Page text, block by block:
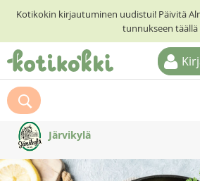
Kotikokin kirjautuminen uudistui! Päivitä
tunnukseen täällä
ETUSIVU
RESEPTIHAKU
RUOKATEEMAT
KESKUSTELUT
Järvikylä